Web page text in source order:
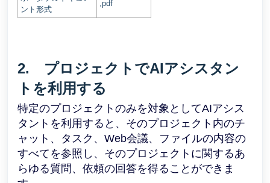
ント形式
,pdf
2. プロジェクトでAIアシスタン
トを利用する
特定のプロジェクトのみを対象としてAIアシス
タントを利用すると、そのプロジェクト内のチ
ャット、タスク、Web会議、ファイルの内容の
すべてを参照し、そのプロジェクトに関するあ
らゆる質問、依頼の回答を得ることができま